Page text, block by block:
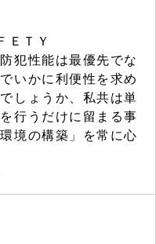
ＥＴＹ
犯性能は最優先でな
いかに利便性を求め
しょうか、私共は単
行うだけに留まる事
境の構築」を常に心